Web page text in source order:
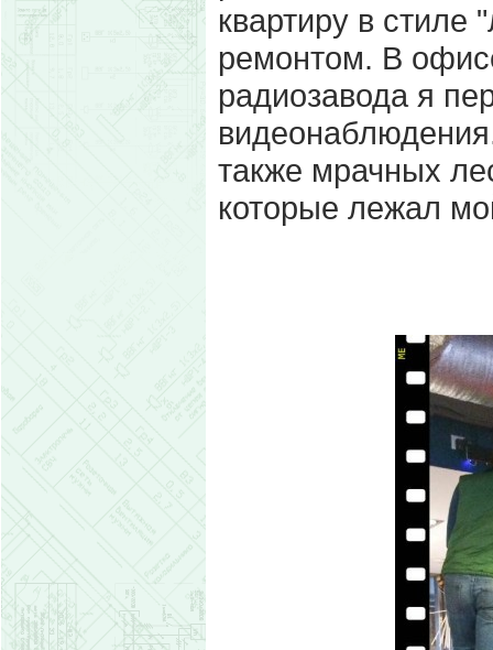
квартиру в
ремонтом. В
радиозавода я
также мрачных
которые лежал